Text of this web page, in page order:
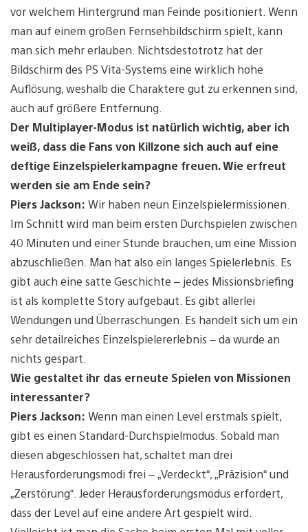
vor welchem Hintergrund man Feinde positioniert. Wenn
man auf einem großen Fernsehbildschirm spielt, kann
man sich mehr erlauben. Nichtsdestotrotz hat der
Bildschirm des PS Vita-Systems eine wirklich hohe
Auflösung, weshalb die Charaktere gut zu erkennen sind,
auch auf größere Entfernung.
Der Multiplayer-Modus ist natürlich wichtig, aber ich
weiß, dass die Fans von Killzone sich auch auf eine
deftige Einzelspielerkampagne freuen. Wie erfreut
werden sie am Ende sein?
Piers Jackson: Wir haben neun Einzelspielermissionen.
Im Schnitt wird man beim ersten Durchspielen zwischen
40 Minuten und einer Stunde brauchen, um eine Mission
abzuschließen. Man hat also ein langes Spielerlebnis. Es
gibt auch eine satte Geschichte – jedes Missionsbriefing
ist als komplette Story aufgebaut. Es gibt allerlei
Wendungen und Überraschungen. Es handelt sich um ein
sehr detailreiches Einzelspielererlebnis – da wurde an
nichts gespart.
Wie gestaltet ihr das erneute Spielen von Missionen
interessanter?
Piers Jackson: Wenn man einen Level erstmals spielt,
gibt es einen Standard-Durchspielmodus. Sobald man
diesen abgeschlossen hat, schaltet man drei
Herausforderungsmodi frei – „Verdeckt“, „Präzision“ und
„Zerstörung“. Jeder Herausforderungsmodus erfordert,
dass der Level auf eine andere Art gespielt wird.